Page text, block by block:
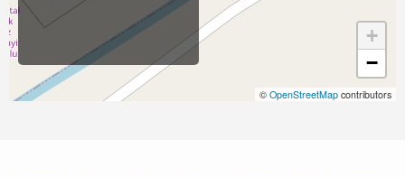
+
−
© OpenStreetMap contributors